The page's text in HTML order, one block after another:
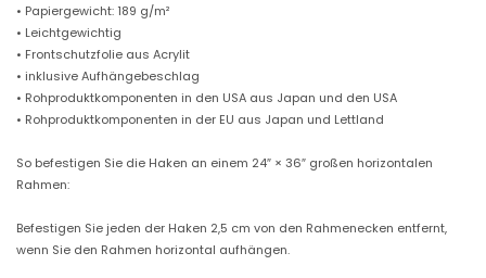
4
.
0
• Papiergewicht: 189 g/m²
• Leichtgewichtig
• Frontschutzfolie aus Acrylit
• inklusive Aufhängebeschlag
• Rohproduktkomponenten in den USA aus Japan und den USA
• Rohproduktkomponenten in der EU aus Japan und Lettland
So befestigen Sie die Haken an einem 24″ × 36″ großen horizontalen
Rahmen:
Befestigen Sie jeden der Haken 2,5 cm von den Rahmenecken entfernt,
wenn Sie den Rahmen horizontal aufhängen.